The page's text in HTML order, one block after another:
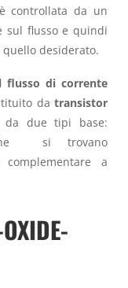
controllata da un
sul flusso e quindi
desiderato.
flusso di corrente
datransistor
da due tipi base:
si trovano
complementare a